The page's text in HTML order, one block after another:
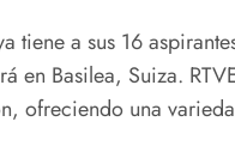
tiene a sus 16
en Basilea, Suiza.
ofreciendo una